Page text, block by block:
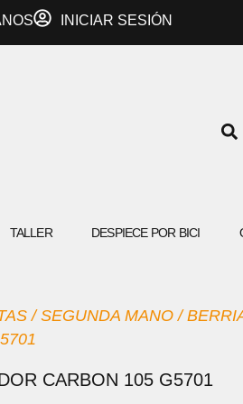
INICIAR SESIÓN
TALLER DESPIECE POR BICI
/SEGUNDA MANO /
CARBON 105 G5701